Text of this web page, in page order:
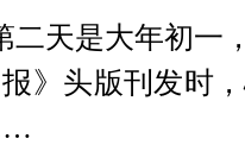
二天是大年初一
》头版刊发时